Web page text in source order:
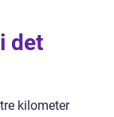
det
kilometer